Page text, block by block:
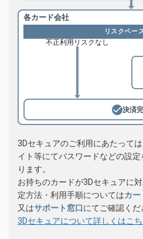
各カード会社
リスクベー
不正利用リスクなし
決済
3Dセキュアのご利用にあたって
イト等にてパスワードなどの設
ります。
お持ちのカードが3Dセキュアに
定方法・利用手順についてはカー
又はサポート窓口にてご確認くだ
3Dセキュアについて詳しくはこち